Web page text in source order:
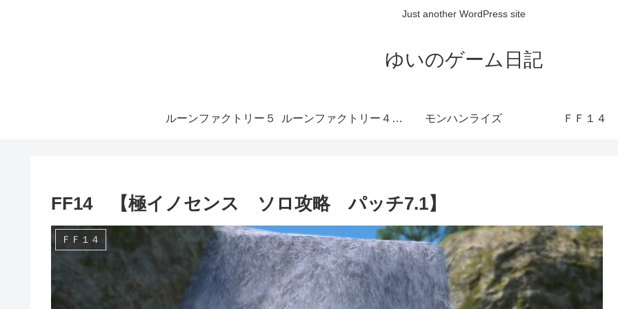
Just another WordPress site
ゆいのゲーム日記
ルーンファクトリー５ ルーンファクトリー４ SP モンハンライズ ＦＦ１４
FF14 【極イノセンス ソロ攻略 パッチ7.1】
ＦＦ１４